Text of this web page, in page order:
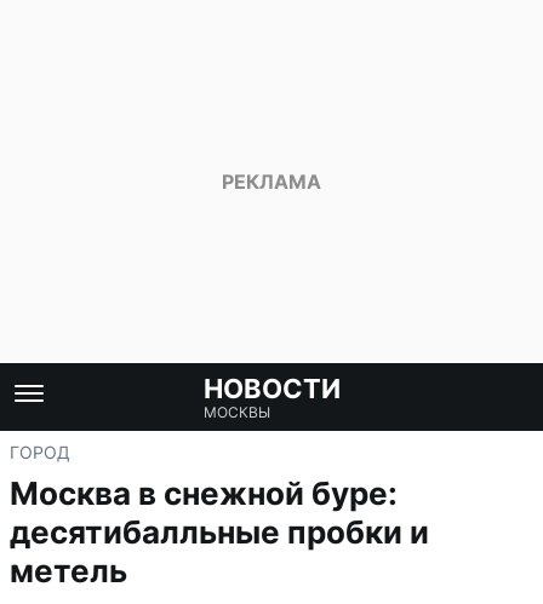
НОВОСТИ
МОСКВЫ
ГОРОД
Москва в снежной буре:
десятибалльные пробки и
метель